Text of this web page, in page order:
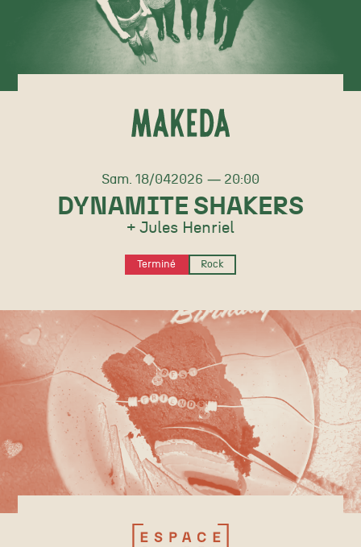
samedi
Sam. 18/avril
042026 20:00
DYNAMITE SHAKERS
+ Jules Henriel
Terminé Rock